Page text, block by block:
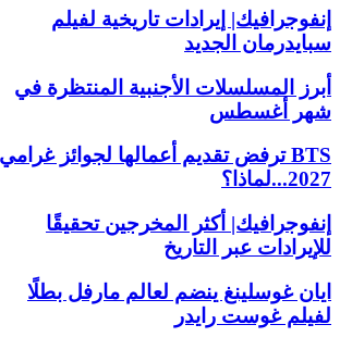
إنفوجرافيك| إيرادات تاريخية لفيلم
سبايدرمان الجديد
أبرز المسلسلات الأجنبية المنتظرة في
شهر أغسطس
BTS ترفض تقديم أعمالها لجوائز غرامي
2027...لماذا؟
إنفوجرافيك| أكثر المخرجين تحقيقًا
للإيرادات عبر التاريخ
ايان غوسلينغ ينضم لعالم مارفل بطلًا
لفيلم غوست رايدر